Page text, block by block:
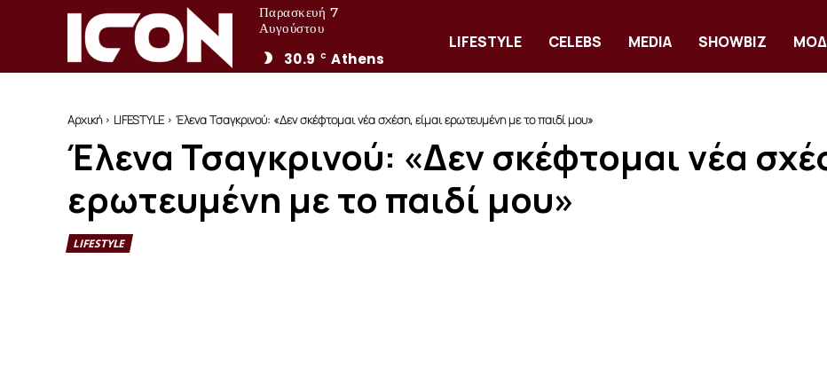
Παρασκευή 7
Αυγούστου
30.9 C Athens
LIFESTYLE CELEBS MEDIA SHOWBIZ
Αρχική LIFESTYLE Έλενα Τσαγκρινού: «Δεν σκέφτομαι νέα σχέση, είμαι ερωτευμένη με το παιδί μου»
Έλενα Τσαγκρινού: «Δεν σκέφτομαι νέα
ερωτευμένη με το παιδί μου»
LIFESTYLE